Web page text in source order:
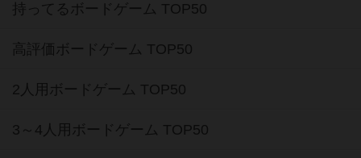
持ってるボードゲーム TOP50
高評価ボードゲーム TOP50
2人用ボードゲーム TOP50
3～4人用ボードゲーム TOP50